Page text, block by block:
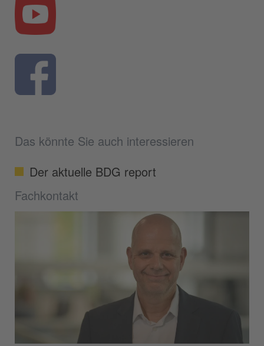
Das könnte Sie auch interessieren
Der aktuelle BDG report
Fachkontakt